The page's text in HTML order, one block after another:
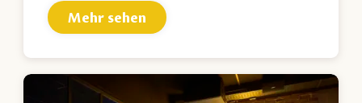
Mehr sehen